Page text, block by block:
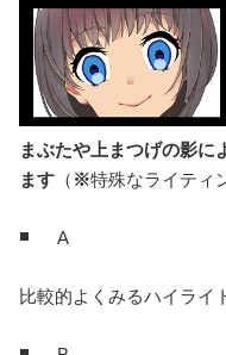
まぶたや上まつげの影に
ます （ ※特殊なライティ
A
比較的よくみるハイライ